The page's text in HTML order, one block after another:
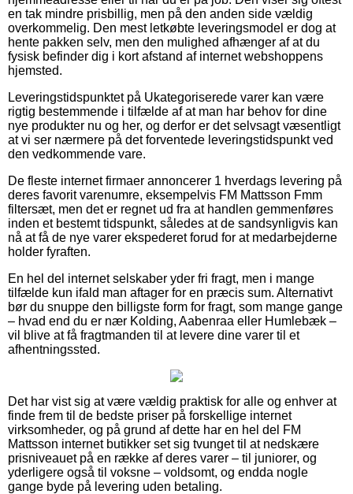
en tak mindre prisbillig, men på den anden side vældig
overkommelig. Den mest letkøbte leveringsmodel er dog at
hente pakken selv, men den mulighed afhænger af at du
fysisk befinder dig i kort afstand af internet webshoppens
hjemsted.
Leveringstidspunktet på Ukategoriserede varer kan være
rigtig bestemmende i tilfælde af at man har behov for dine
nye produkter nu og her, og derfor er det selvsagt væsentligt
at vi ser nærmere på det forventede leveringstidspunkt ved
den vedkommende vare.
De fleste internet firmaer annoncerer 1 hverdags levering på
deres favorit varenumre, eksempelvis FM Mattsson Fmm
filtersæt, men det er regnet ud fra at handlen gemmenføres
inden et bestemt tidspunkt, således at de sandsynligvis kan
nå at få de nye varer ekspederet forud for at medarbejderne
holder fyraften.
En hel del internet selskaber yder fri fragt, men i mange
tilfælde kun ifald man aftager for en præcis sum. Alternativt
bør du snuppe den billigste form for fragt, som mange gange
– hvad end du er nær Kolding, Aabenraa eller Humlebæk –
vil blive at få fragtmanden til at levere dine varer til et
afhentningssted.
Det har vist sig at være vældig praktisk for alle og enhver at
finde frem til de bedste priser på forskellige internet
virksomheder, og på grund af dette har en hel del FM
Mattsson internet butikker set sig tvunget til at nedskære
prisniveauet på en række af deres varer – til juniorer, og
yderligere også til voksne – voldsomt, og endda nogle
gange byde på levering uden betaling.